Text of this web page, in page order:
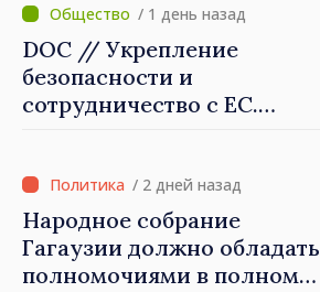
которые будут их
защищать»
/ 1 день назад
DOC // Укрепление
безопасности и
сотрудничество с ЕС.
обороны на 2024–2034 годы
опубликована в Monitorul
Oficial
/ 2 дней назад
Народное собрание
Гагаузии должно обладать
полномочиями в полном